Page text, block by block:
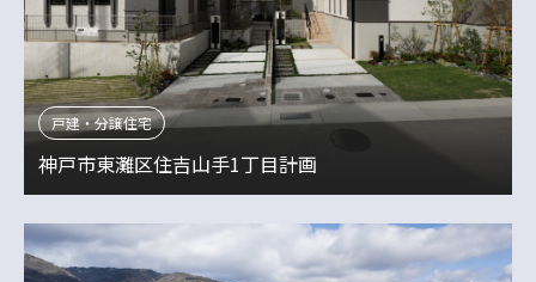
戸建・分譲住宅
神戸市東灘区住吉山手1丁目計画